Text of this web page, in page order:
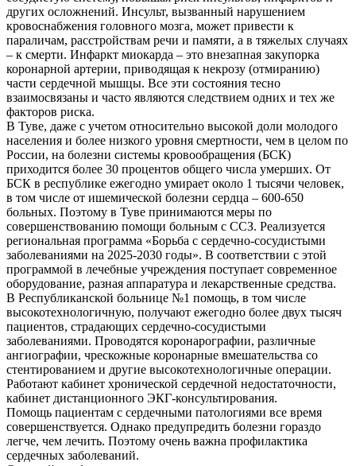
других осложнений. Инсульт, вызванный нарушением
кровоснабжения головного мозга, может привести к
параличам, расстройствам речи и памяти, а в тяжелых случаях
– к смерти. Инфаркт миокарда – это внезапная закупорка
коронарной артерии, приводящая к некрозу (отмиранию)
части сердечной мышцы. Все эти состояния тесно
взаимосвязаны и часто являются следствием одних и тех же
факторов риска.
В Туве, даже с учетом относительно высокой доли молодого
населения и более низкого уровня смертности, чем в целом по
России, на болезни системы кровообращения (БСК)
приходится более 30 процентов общего числа умерших. От
БСК в республике ежегодно умирает около 1 тысячи человек,
в том числе от ишемической болезни сердца – 600-650
больных. Поэтому в Туве принимаются меры по
совершенствованию помощи больным с ССЗ. Реализуется
региональная программа «Борьба с сердечно-сосудистыми
заболеваниями на 2025-2030 годы». В соответствии с этой
программой в лечебные учреждения поступает современное
оборудование, разная аппаратура и лекарственные средства.
В Республиканской больнице №1 помощь, в том числе
высокотехнологичную, получают ежегодно более двух тысяч
пациентов, страдающих сердечно-сосудистыми
заболеваниями. Проводятся коронарографии, различные
ангиографии, чрескожные коронарные вмешательства со
стентированием и другие высокотехнологичные операции.
Работают кабинет хронической сердечной недостаточности,
кабинет дистанционного ЭКГ-консультирования.
Помощь пациентам с сердечными патологиями все время
совершенствуется. Однако предупредить болезни гораздо
легче, чем лечить. Поэтому очень важна профилактика
сердечных заболеваний.